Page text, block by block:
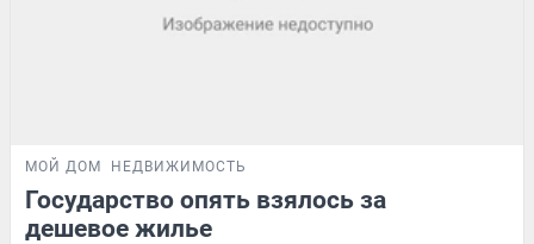
МОЙ ДОМ НЕДВИЖИМОСТЬ
Государство опять взялось за
дешевое жилье